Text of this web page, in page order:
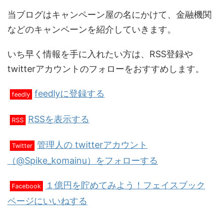
当ブログはキャンペーン屋の名にかけて、金融機関
などのキャンペーンを紹介していきます。
いち早く情報を手に入れたい方は、RSS登録や
twitterアカウントのフォローをおすすめします。
feedly feedlyに登録する
RSS RSSを表示する
Twitter 管理人の twitterアカウント
（@Spike_komainu）をフォローする
Facebook
１億円を貯めてみよう！フェイスブック
ページにいいねする